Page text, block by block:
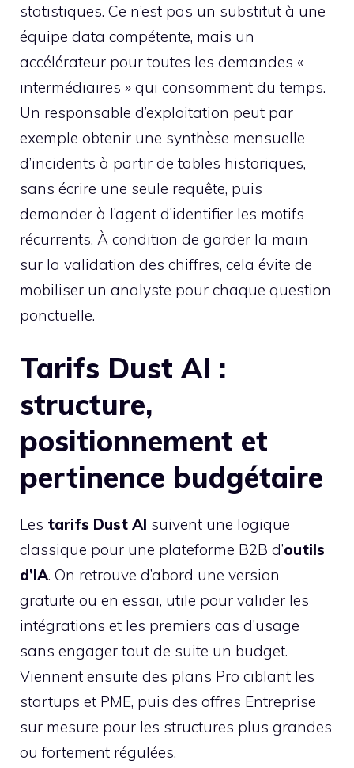
statistiques. Ce n’est pas un substitut à une
équipe data compétente, mais un
accélérateur pour toutes les demandes «
intermédiaires » qui consomment du temps.
Un responsable d’exploitation peut par
exemple obtenir une synthèse mensuelle
d’incidents à partir de tables historiques,
sans écrire une seule requête, puis
demander à l’agent d’identifier les motifs
récurrents. À condition de garder la main
sur la validation des chiffres, cela évite de
mobiliser un analyste pour chaque question
ponctuelle.
Tarifs Dust AI :
structure,
positionnement et
pertinence budgétaire
Les tarifs Dust AI suivent une logique
classique pour une plateforme B2B d’outils
d’IA. On retrouve d’abord une version
gratuite ou en essai, utile pour valider les
intégrations et les premiers cas d’usage
sans engager tout de suite un budget.
Viennent ensuite des plans Pro ciblant les
startups et PME, puis des offres Entreprise
sur mesure pour les structures plus grandes
ou fortement régulées.